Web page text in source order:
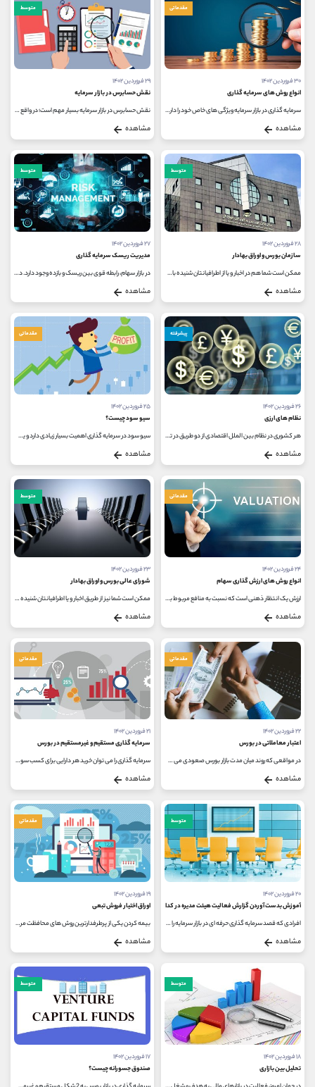
مقدماتی
۳۰ فروردین ۱۴۰۲
انواع روش های سرمایه گذاری
سرمایه گذاری در بازار سرمایه ویژگی های خاص خود را دارد و توسعه ابزارهای مالی در سال های اخیر باعث به وجود آمدن گزینه های متنوع...
مشاهده
متوسط
۲۹ فروردین ۱۴۰۲
نقش حسابرس در بازار سرمایه
نقش حسابرس در بازار سرمایه بسیار مهم است؛ در واقع حسابرس کسی است که مدارک و اسناد حسابداری را به منظور کشف تقلب و اشتباه در...
مشاهده
متوسط
۲۸ فروردین ۱۴۰۲
سازمان بورس و اوراق بهادار
ممکن است شما هم در اخبار و یا از اطرافیانتان شنیده باشید که رئیس سازمان بورس مصاحبه ای کرده و در آن درباره آینده بورس یا مسائل...
مشاهده
متوسط
۲۷ فروردین ۱۴۰۲
مدیریت ریسک سرمایه گذاری
در بازار سهام، رابطه قوی بین ریسک و بازده وجود دارد. در واقع هرچقدر که ریسک بیشتر باشد، بازده نیز افزایش خواهد یافت. اما چیزی...
مشاهده
پیشرفته
۲۶ فروردین ۱۴۰۲
نظام های ارزی
هر کشوری در نظام بین الملل اقتصادی از دو طریق در تعامل با اقتصادهای دیگر قرار می گیرد؛ یکی تجارت کالا و خدمات و دیگری جریان...
مشاهده
مقدماتی
۲۵ فروردین ۱۴۰۲
سیو سود چیست؟
سیو سود در سرمایه گذاری اهمیت بسیار زیادی دارد و یک استراتژی بسیار مهم برای حفظ سود سرمایه گذاری محسوب می شود. به عنوان مثال...
مشاهده
مقدماتی
۲۴ فروردین ۱۴۰۲
انواع روش های ارزش گذاری سهام
ارزش یک انتظار ذهنی است كه نسبت به منافع مربوط به یک دارایی در آینده در نظر می گیریم. این واژه با قیمت تفاوت دارد؛ در واقع قیمت...
مشاهده
متوسط
۲۳ فروردین ۱۴۰۲
شورای عالی بورس و اوراق بهادار
ممکن است شما نیز از طریق اخبار و یا اطرافیانتان شنیده باشید که به عنوان مثال شورای عالی بورس و اوراق بهادار یک قانون را تصویب...
مشاهده
مقدماتی
۲۲ فروردین ۱۴۰۲
اعتبار معاملاتی در بورس
در مواقعی که روند میان مدت بازار بورس صعودی می شود، اکثر معامله گران تمایل دارند که با سرمایه ای بیشتر به معامله در این بازار...
مشاهده
مقدماتی
۲۱ فروردین ۱۴۰۲
سرمایه گذاری مستقیم و غیرمستقیم در بورس
سرمایه گذاری را می توان خرید هر دارایی برای کسب سود و منفعت در بلندمدت دانست و همواره از بازار بورس می توان به عنوان یکی از...
مشاهده
متوسط
۲۰ فروردین ۱۴۰۲
آموزش بدست آوردن گزارش فعالیت هیئت مدیره در کدال
افرادی که قصد سرمایه گذاری حرفه ای در بازار سرمایه را دارند، باید با سایت های بسیار زیادی آشنا شوند و از اطلاعات کاربردی موجود...
مشاهده
مقدماتی
۱۹ فروردین ۱۴۰۲
اوراق اختیار فروش تبعی
بیمه کردن یکی از پرطرفدارترین روش های محافظت مردم از دارایی های خود است و این موضوع در بازار سرمایه نیز کاربرد دارد. اوراق...
مشاهده
متوسط
۱۸ فروردین ۱۴۰۲
تحلیل بین بازاری
متوسط
۱۷ فروردین ۱۴۰۲
صندوق جسورانه چیست؟